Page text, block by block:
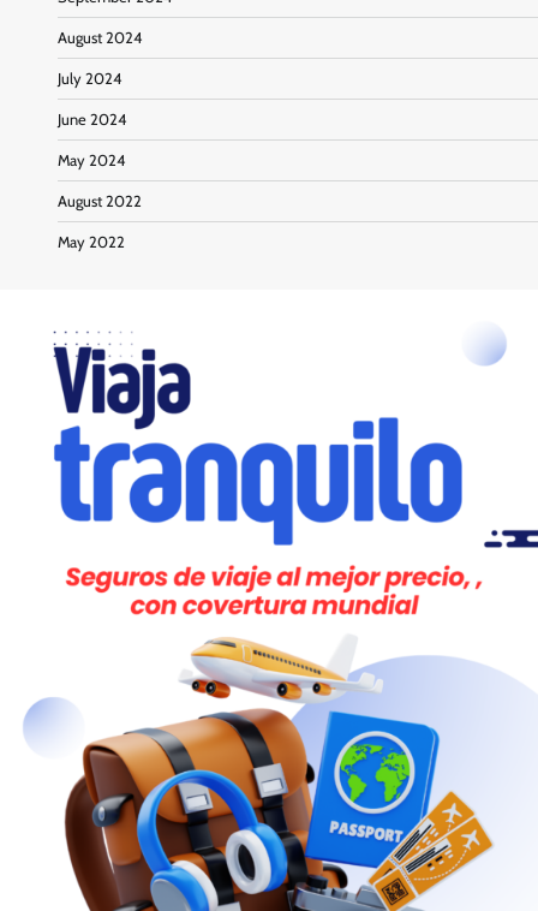
August 2024
July 2024
June 2024
May 2024
August 2022
May 2022